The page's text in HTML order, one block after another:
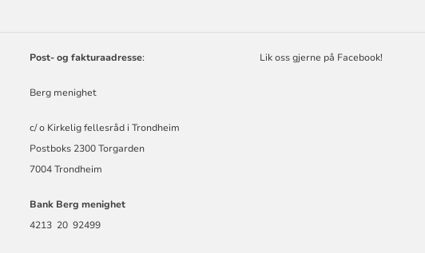
Post- og fakturaadresse:
Berg menighet
c/ o Kirkelig fellesråd i Trondheim
Postboks 2300 Torgarden
7004 Trondheim
Bank Berg menighet
4213 20 92499
Lik oss gjerne på Facebook!